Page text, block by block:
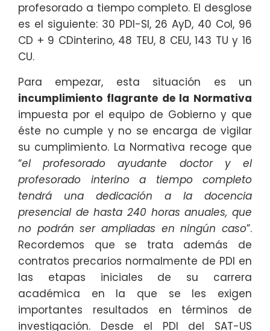
profesorado a tiempo completo. El desglose
es el siguiente: 30 PDI-SI, 26 AyD, 40 Col, 96
CD + 9 CDinterino, 48 TEU, 8 CEU, 143 TU y 16
CU.
Para empezar, esta situación es un
incumplimiento flagrante de la Normativa
impuesta por el equipo de Gobierno y que
éste no cumple y no se encarga de vigilar
su cumplimiento. La Normativa recoge que
“el profesorado ayudante doctor y el
profesorado interino a tiempo completo
tendrá una dedicación a la docencia
presencial de hasta 240 horas anuales, que
no podrán ser ampliadas en ningún caso”.
Recordemos que se trata además de
contratos precarios normalmente de PDI en
las etapas iniciales de su carrera
académica en la que se les exigen
importantes resultados en términos de
investigación. Desde el PDI del SAT-US